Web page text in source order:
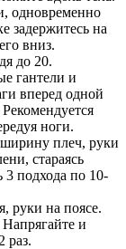
одновременно
задержитесь на
вниз.
до 20.
гантели и
вперед одной
ноги.
плеч, руки
стараясь
3 подхода по 10-
руки на поясе.
и
раз.